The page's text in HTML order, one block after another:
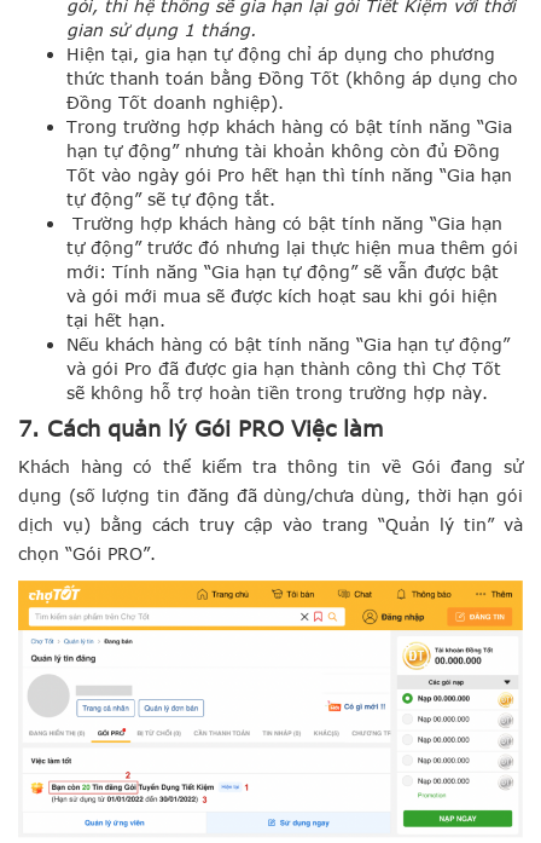
Bước 1. Vào quản lý Gói Pro và
chọn “Gia hạn gói”
Bước 2: Chọn phương thức
thanh toán phù hợp
gói, thì hệ thống sẽ gia hạn lại gói Tiết Kiệm với thời
gian sử dụng 1 tháng.
Hiện tại, gia hạn tự động chỉ áp dụng cho phương
thức thanh toán bằng Đồng Tốt (không áp dụng cho
Đồng Tốt doanh nghiệp).
Trong trường hợp khách hàng có bật tính năng “Gia
hạn tự động” nhưng tài khoản không còn đủ Đồng
Tốt vào ngày gói Pro hết hạn thì tính năng “Gia hạn
tự động” sẽ tự động tắt.
Trường hợp khách hàng có bật tính năng “Gia hạn
tự động” trước đó nhưng lại thực hiện mua thêm gói
mới: Tính năng “Gia hạn tự động” sẽ vẫn được bật
và gói mới mua sẽ được kích hoạt sau khi gói hiện
tại hết hạn.
Nếu khách hàng có bật tính năng “Gia hạn tự động”
và gói Pro đã được gia hạn thành công thì Chợ Tốt
sẽ không hỗ trợ hoàn tiền trong trường hợp này.
7. Cách quản lý Gói PRO Việc làm
Khách hàng có thể kiểm tra thông tin về Gói đang sử
dụng (số lượng tin đăng đã dùng/chưa dùng, thời hạn gói
dịch vụ) bằng cách truy cập vào trang “Quản lý tin” và
chọn “Gói PRO”.